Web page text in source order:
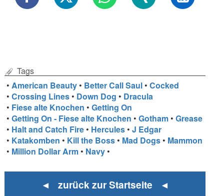
Tags
•American Beauty • Better Call Saul •Cocked
•Crossing Lines • Down Dog • Dracula
• Fiese alte Knochen •Getting On
•Getting On - Fiese alte Knochen •Gotham •Grease
• Halt and Catch Fire • Hercules •J Edgar
• Katakomben • Kill the Boss • Mad Dogs • Mammon
• Million Dollar Arm • Navy •
◄ zurück zur Startseite ◄